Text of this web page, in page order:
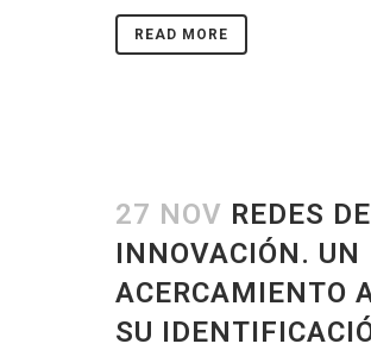
READ MORE
27 NOV REDES DE
INNOVACIÓN. UN
ACERCAMIENTO
SU